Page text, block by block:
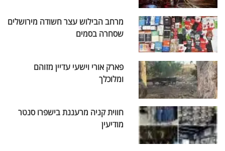
מרחב הבילוש עצר חשודה מירושלים
שסחרה בסמים
פארק אורי וישעי עדיין מזוהם
ומלוכלך
חווית קניה מרעננת בישפרו סנטר
מודיעין